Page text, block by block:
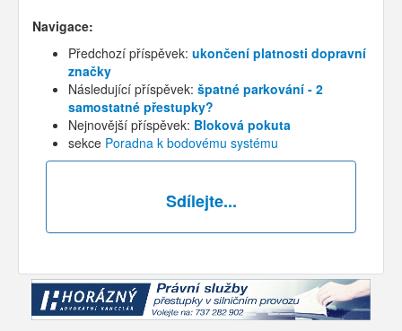
Navigace:
Předchozí příspěvek: ukončení platnosti dopravní
značky
Následující příspěvek: špatné parkování - 2
samostatné přestupky?
Nejnovější příspěvek: Bloková pokuta
sekce Poradna k bodovému systému
Sdílejte...